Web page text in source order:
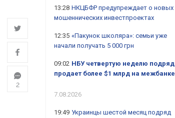
2
13:28 НКЦБФР предупреждает о новых
мошеннических инвестпроектах
12:35 «Пакунок школяра»: семьи уже
начали получать 5 000 грн
09:02 НБУ четвертую неделю подряд
продает более $1 млрд на межбанке
7.08.2026
19:49 Украинцы шестой месяц подряд